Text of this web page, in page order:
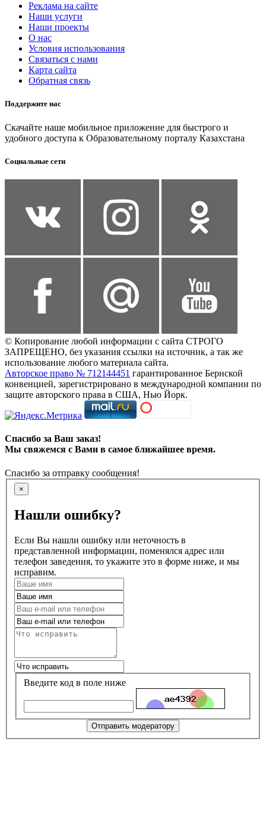
Реклама на сайте
Наши услуги
Наши проекты
О нас
Условия использования
Связаться с нами
Карта сайта
Обратная связь
Поддержите нас
Скачайте наше мобильное приложение для быстрого и
удобного доступа к Образовательному порталу Казахстана
Социальные сети
© Копирование любой информации с сайта СТРОГО
ЗАПРЕЩЕНО, без указания ссылки на источник, а так же
использование любого материала сайта.
Авторское право № 712144451 гарантированное Бернской
конвенцией, зарегистрировано в международной компании по
защите авторского права в США, Нью Йорк.
Спасибо за Ваш заказ!
Мы свяжемся с Вами в самое ближайшее время.
Спасибо за отправку сообщения!
×
Нашли ошибку?
Если Вы нашли ошибку или неточность в
представленной информации, поменялся адрес или
телефон заведения, то укажите это в форме ниже, и мы
исправим.
Введите код в поле ниже
Отправить модератору